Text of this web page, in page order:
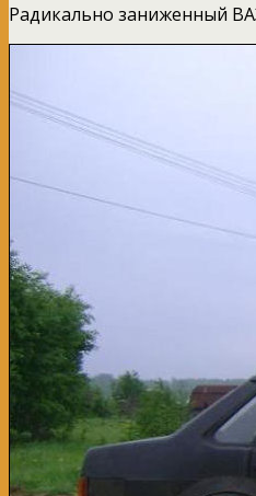
Радикально заниженный